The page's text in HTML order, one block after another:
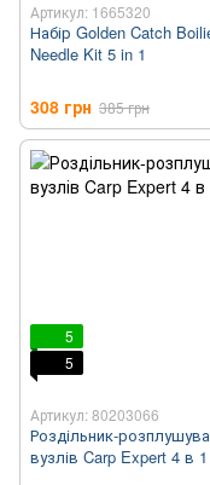
Артикул: 1665320
Набір Golden Catch
Needle Kit 5 in 1
308 грн 385 грн
5
5
Артикул: 80203066
Роздільник-
вузлів Carp Expert 4 в 1